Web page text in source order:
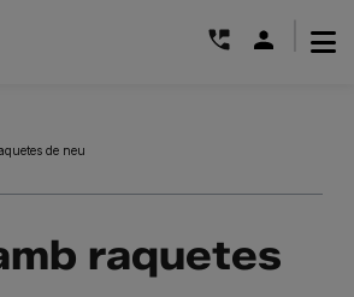
de neu
raquetes